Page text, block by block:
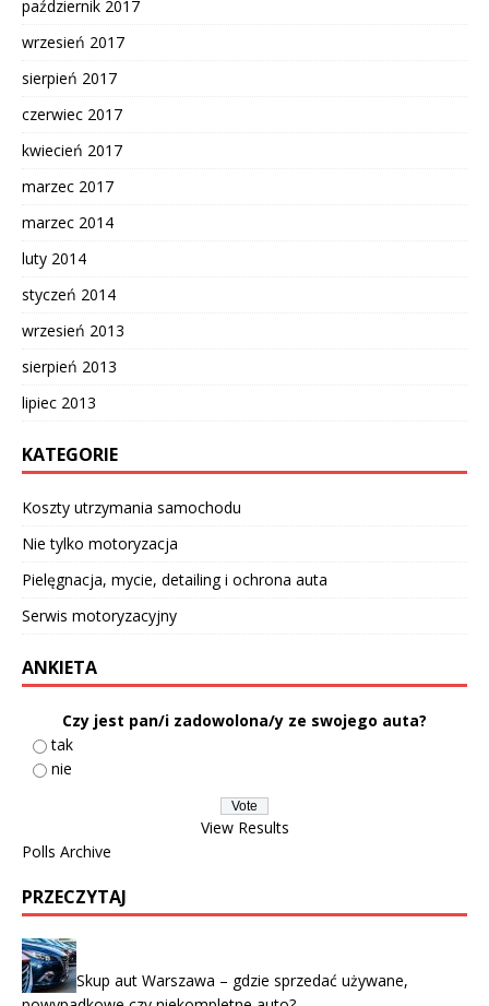
październik 2017
wrzesień 2017
sierpień 2017
czerwiec 2017
kwiecień 2017
marzec 2017
marzec 2014
luty 2014
styczeń 2014
wrzesień 2013
sierpień 2013
lipiec 2013
KATEGORIE
Koszty utrzymania samochodu
Nie tylko motoryzacja
Pielęgnacja, mycie, detailing i ochrona auta
Serwis motoryzacyjny
ANKIETA
Czy jest pan/i zadowolona/y ze swojego auta?
tak
nie
View Results
Polls Archive
PRZECZYTAJ
Skup aut Warszawa – gdzie sprzedać używane,